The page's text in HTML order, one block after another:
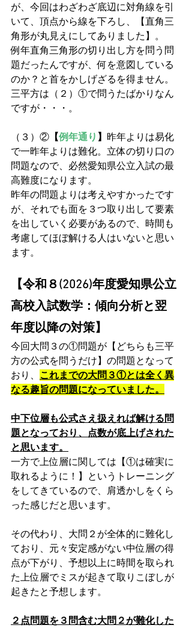
が、今回はわざわざ底辺に対角線を引
いて、頂点から線を下ろし、【直角三
角形が丸見えにしてありました】。
例年直角三角形の切り出し方を問う問
題だったんですが、何を意図している
のか？と首をかしげざるを得ません。
三平方は（２）①で問うたばかりなん
ですが・・・。
（３）② 【例年通り 】 昨年よりは易化
で一昨年よりは難化。立体の切り口の
問題なので、必然愛知県公立入試の最
高難度になります。
昨年の問題よりは考えやすかったです
が、それでも面を３つ取り出して要素
を出していく必要があるので、時間も
考慮してほぼ解ける人はいないと思い
ます。
【令和８(2026)年度愛知県公立
高校入試数学：傾向分析と翌
年度以降の対策】
今回大問３の①問題が【どちらも三平
方の公式を問うだけ】の問題となって
おり、 これまでの大問３①とは全く異
なる趣旨の問題になっていました。
中下位層も公式さえ扱えれば解ける問
題となっており、点数が底上げされた
と思います。
一方で上位層に関しては【①は確実に
取れるように！】というトレーニング
をしてきているので、肩透かしをくら
った感じだと思います。
その代わり、大問２が全体的に難化し
ており、元々安定感がない中位層の得
点が下がり、予想以上に時間を取られ
た上位層でミスが起きて取りこぼしが
起きたと予想します。
２点問題を３問含む大問２が難化した